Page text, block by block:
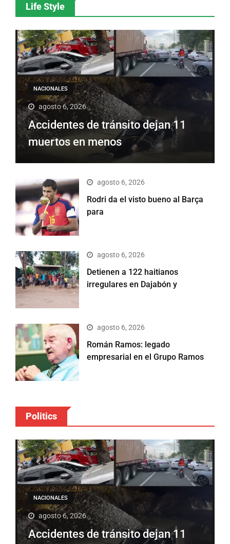
Life Style
NACIONALES
agosto 6, 2026
Accidentes de tránsito dejan 11
muertos en menos
agosto 6, 2026
Rodri da el visto bueno al Barça
para
agosto 6, 2026
Detienen a 122 haitianos
irregulares en Dajabón y
agosto 6, 2026
Román Ramos: legado
empresarial en el Grupo Ramos
Politics
NACIONALES
agosto 6, 2026
Accidentes de tránsito dejan 11